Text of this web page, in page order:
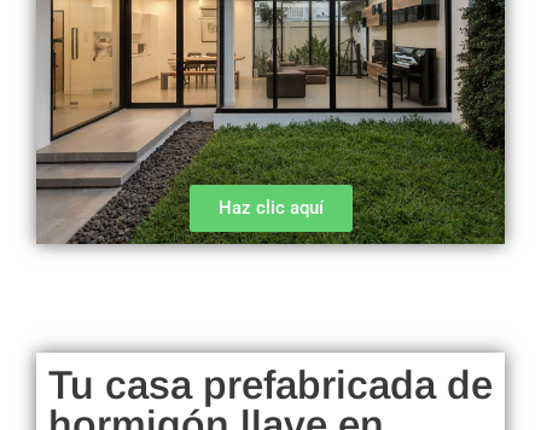
Haz clic aquí
Tu casa prefabricada de